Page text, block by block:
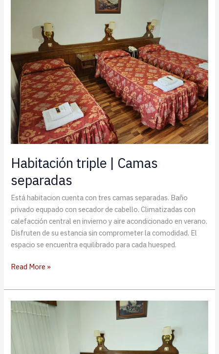
Habitación triple | Camas
separadas
Está habitacion cuenta con tres camas separadas. Baño
privado equpado con secador de cabello. Climatizadas con
calefacción central en invierno y aire acondicionado en verano.
Disfruten de su estancia sin comprometer la comodidad. El
espacio se encuentra equilibrado para cada huesped.
Habitación
|
Camas
separadas
Read More »